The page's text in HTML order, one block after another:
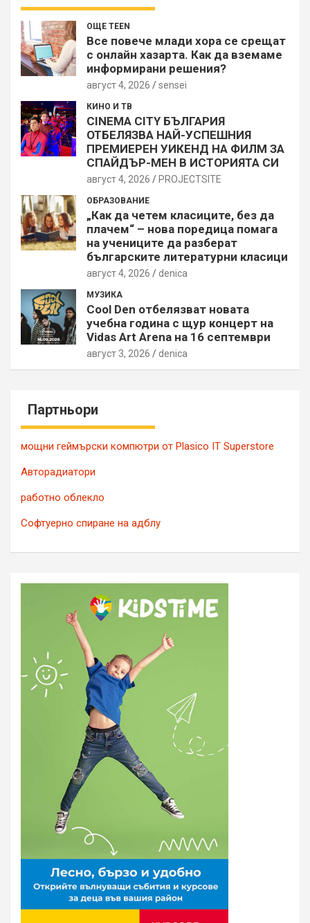
ОЩЕ TEEN
Все повече млади хора се срещат
с онлайн хазарта. Как да вземаме
информирани решения?
август 4, 2026 sensei
КИНО И ТВ
CINEMA CITY БЪЛГАРИЯ
ОТБЕЛЯЗВА НАЙ-УСПЕШНИЯ
ПРЕМИЕРЕН УИКЕНД НА ФИЛМ ЗА
СПАЙДЪР-МЕН В ИСТОРИЯТА СИ
август 4, 2026 PROJECTSITЕ
ОБРАЗОВАНИЕ
„Как да четем класиците, без да
плачем“ – нова поредица помага
на учениците да разберат
българските литературни класици
август 4, 2026 denica
МУЗИКА
Cool Den отбелязват новата
учебна година с щур концерт на
Vidas Art Arena на 16 септември
август 3, 2026 denica
Партньори
мощни геймърски компютри от Plasico IT Superstore
Авторадиатори
работно облекло
Софтуерно спиране на адблу